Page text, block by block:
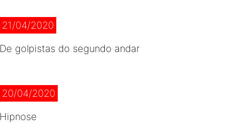
21/04/2020
De golpistas do segundo andar
20/04/2020
Hipnose